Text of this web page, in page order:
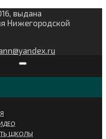
выдана
Нижегородской
Toggle navigation
ШКОЛЫ